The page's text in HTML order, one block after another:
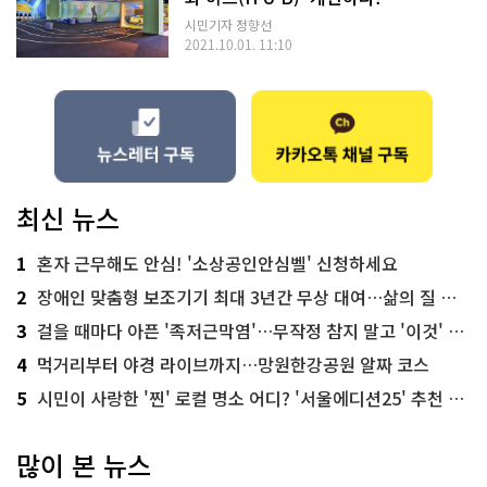
시민기자 정향선
2021.10.01. 11:10
최신 뉴스
1 혼자 근무해도 안심! '소상공인안심벨' 신청하세요
2 장애인 맞춤형 보조기기 최대 3년간 무상 대여…삶의 질 높인다
3 걸을 때마다 아픈 '족저근막염'…무작정 참지 말고 '이것' 해보세요!
4 먹거리부터 야경 라이브까지…망원한강공원 알짜 코스
5 시민이 사랑한 '찐' 로컬 명소 어디? '서울에디션25' 추천 코스
많이 본 뉴스